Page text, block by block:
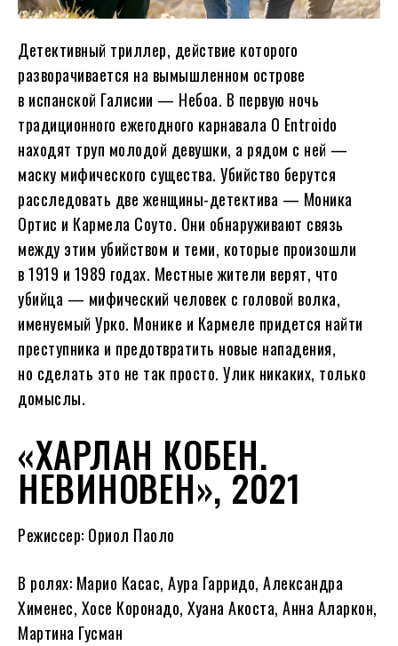
Детективный триллер, действие которого
разворачивается на вымышленном острове
в испанской Галисии — Небоа. В первую ночь
традиционного ежегодного карнавала O Entroido
находят труп молодой девушки, а рядом с ней —
маску мифического существа. Убийство берутся
расследовать две женщины-детектива — Моника
Ортис и Кармела Соуто. Они обнаруживают связь
между этим убийством и теми, которые произошли
в 1919 и 1989 годах. Местные жители верят, что
убийца — мифический человек с головой волка,
именуемый Урко. Монике и Кармеле придется найти
преступника и предотвратить новые нападения,
но сделать это не так просто. Улик никаких, только
домыслы.
«ХАРЛАН КОБЕН.
НЕВИНОВЕН», 2021
Режиссер: Ориол Паоло
В ролях: Марио Касас, Аура Гарридо, Александра
Хименес, Хосе Коронадо, Хуана Акоста, Анна Аларкон,
Мартина Гусман